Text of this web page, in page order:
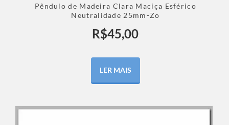
Pêndulo de Madeira Clara Maciça Esférico
Neutralidade 25mm-Zo
R$45,00
LER MAIS